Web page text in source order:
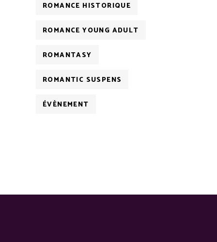
ROMANCE HISTORIQUE
ROMANCE YOUNG ADULT
ROMANTASY
ROMANTIC SUSPENS
ÉVÈNEMENT